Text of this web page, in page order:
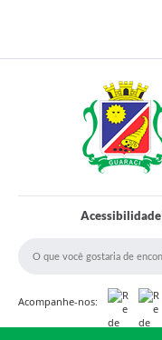
Acessibilidade
Acompanhe-nos: